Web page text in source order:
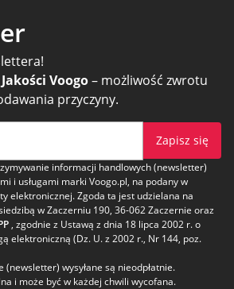
Voogo– możliwość zwrotu
przyczyny.
Zapisz się
informacji handlowych (newsletter)
i usługami marki Voogo.pl, na podany w
elektronicznej. Zgoda ta jest udzielana na
w Zaczerniu 190, 36-062 Zaczernie oraz
, zgodnie z Ustawą z dnia 18 lipca 2002 r. o
elektroniczną (Dz. U. z 2002 r., Nr 144, poz.
wysyłane są nieodpłatnie.
i może być w każdej chwili wycofana.